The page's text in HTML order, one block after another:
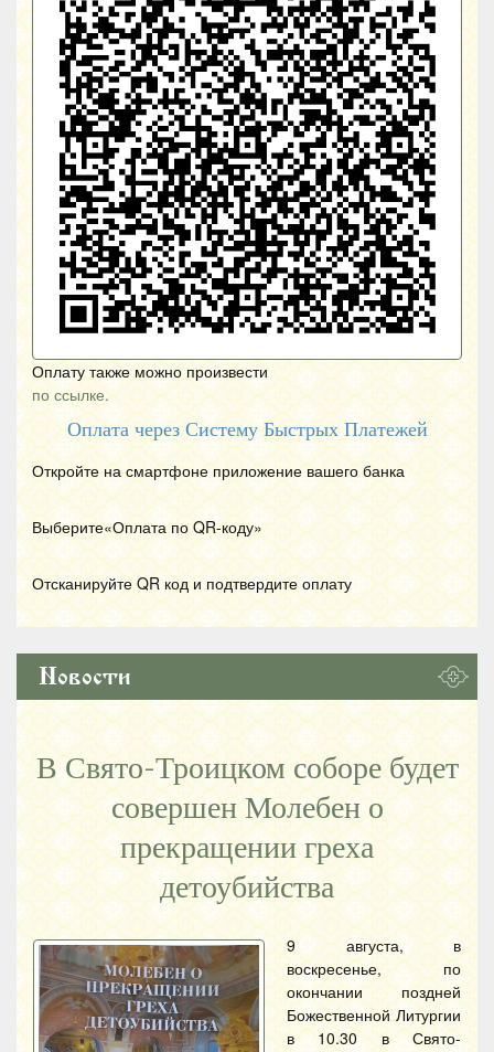
Оплату также можно произвести
по ссылке.
Оплата через Систему Быстрых Платежей
Откройте на смартфоне приложение вашего банка
Выберите«Оплата по QR-коду»
Отсканируйте QR код и подтвердите оплату
Новости
В Свято-Троицком соборе будет
совершен Молебен о
прекращении греха
детоубийства
9 августа, в
воскресенье, по
окончании поздней
Божественной Литургии
в 10.30 в Свято-